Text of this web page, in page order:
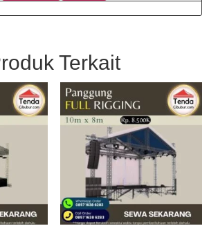
Terkait